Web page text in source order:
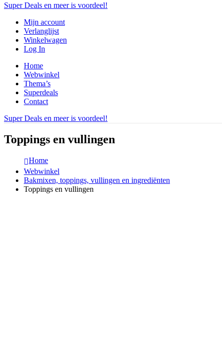
Super Deals en meer is voordeel!
Mijn account
Verlanglijst
Winkelwagen
Log In
Home
Webwinkel
Thema’s
Superdeals
Contact
Super Deals en meer is voordeel!
Toppings en vullingen
Home
Webwinkel
Bakmixen, toppings, vullingen en ingrediënten
Toppings en vullingen